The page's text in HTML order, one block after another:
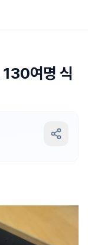
130여명 식